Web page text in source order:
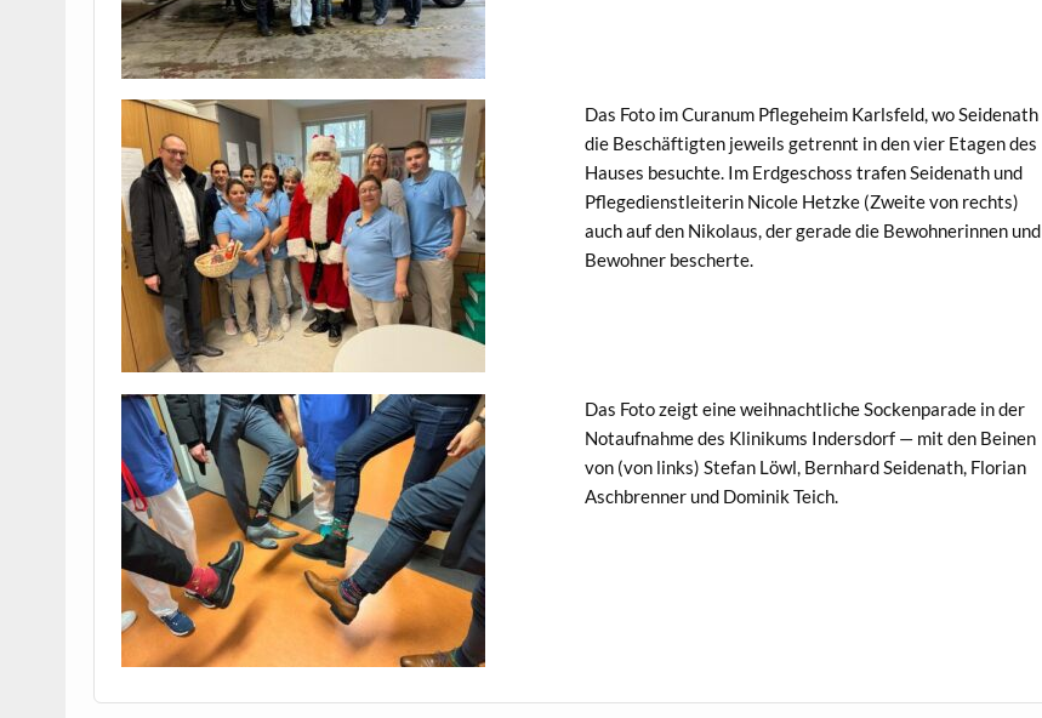
Das Foto im Curanum Pflege­heim Karls­feld, wo Sei­de­nath
die Beschäftigten jew­eils getren­nt in den vier Eta­gen des
Haus­es besuchte. Im Erdgeschoss trafen Sei­de­nath und
Pflege­di­en­stlei­t­erin Nicole Het­zke (Zweite von rechts)
auch auf den Niko­laus, der ger­ade die Bewohner­in­nen und
Bewohn­er bescherte.
Das Foto zeigt eine wei­h­nachtliche Sock­en­pa­rade in der
Notauf­nahme des Klinikums Inder­s­dorf — mit den Beinen
von (von links) Ste­fan Löwl, Bern­hard Sei­de­nath, Flo­ri­an
Aschbren­ner und Dominik Teich.